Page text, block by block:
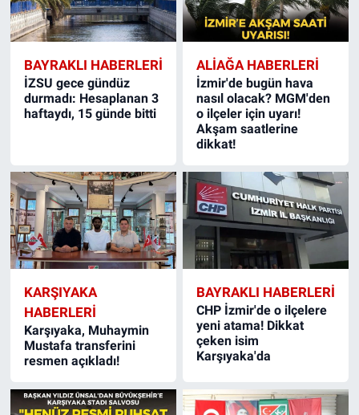
BAYRAKLI HABERLERI
İZSU gece gündüz
durmadı: Hesaplanan 3
haftaydı, 15 günde bitti
ALIAĞA HABERLERI
İzmir'de bugün hava
nasıl olacak? MGM'den
o ilçeler için uyarı!
Akşam saatlerine
dikkat!
KARŞIYAKA
HABERLERI
Karşıyaka, Muhaymin
Mustafa transferini
resmen açıkladı!
BAYRAKLI HABERLERI
CHP İzmir'de o ilçelere
yeni atama! Dikkat
çeken isim
Karşıyaka'da